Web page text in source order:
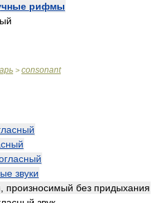
рифмы
> consonant
звуки
произносимый без придыхания